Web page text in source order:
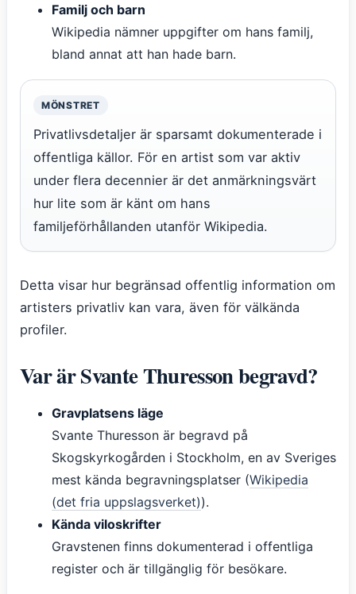
Familj och barn
Wikipedia nämner uppgifter om hans familj,
bland annat att han hade barn.
MÖNSTRET
Privatlivsdetaljer är sparsamt dokumenterade i
offentliga källor. För en artist som var aktiv
under flera decennier är det anmärkningsvärt
hur lite som är känt om hans
familjeförhållanden utanför Wikipedia.
Detta visar hur begränsad offentlig information om
artisters privatliv kan vara, även för välkända
profiler.
Var är Svante Thuresson begravd?
Gravplatsens läge
Svante Thuresson är begravd på
Skogskyrkogården i Stockholm, en av Sveriges
mest kända begravningsplatser (Wikipedia
(det fria uppslagsverket)).
Kända viloskrifter
Gravstenen finns dokumenterad i offentliga
register och är tillgänglig för besökare.